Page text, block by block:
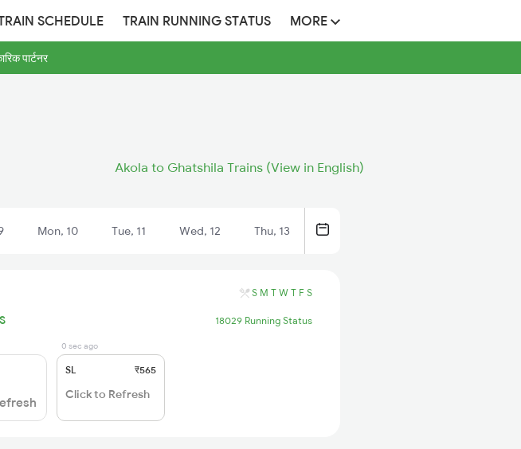
SCHEDULE TRAIN RUNNING STATUS MORE
पार्टनर
Akola to Ghatshila Trains (View in English)
Mon, 10 Tue, 11 Wed, 12 Thu, 13
S M T W T F S
18029 Running Status
0 sec ago
SL ₹565
Click to Refresh